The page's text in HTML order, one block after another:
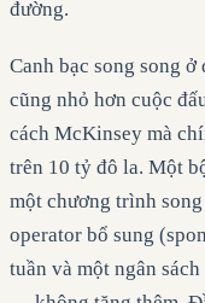
đường.
Canh bạc song song
cũng nhỏ hơn cuộc
cách McKinsey mà
trên 10 tỷ đô la. Một
một chương trình
operator bổ sung
tuần và một ngân